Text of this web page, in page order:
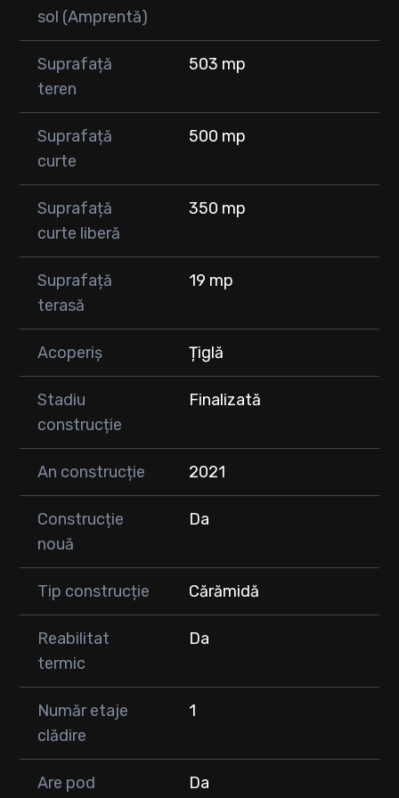
🎓 Grădiniță și școală în apropiere
🌳 Zonă liniștită, ideală pentru familii
💎 O proprietate premium, amenajată cu bun gust și atenție la
fiecare detaliu, perfectă pentru cei care își doresc o casă
💶 Preț: 289.000 €
📞 Pentru mai multe informații sau pentru programarea unei
vizionări, nu ezitați să ne contactați!
sol (Amprentă)
Suprafață
teren
503 mp
Suprafață
curte
500 mp
Suprafață
curte liberă
350 mp
Suprafață
terasă
19 mp
Acoperiș Țiglă
Stadiu
construcție
Finalizată
An construcție 2021
Construcție
nouă
Da
Tip construcție Cărămidă
Reabilitat
termic
Da
Număr etaje
clădire
1
Are pod Da